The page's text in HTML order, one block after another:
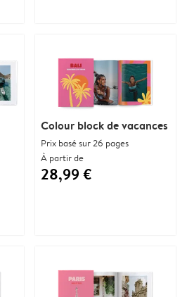
Colour block de vacances
Prix basé sur 26 pages
À partir de
28,99 €